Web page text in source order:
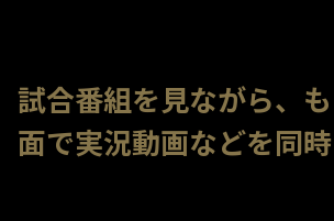
試合番組を見ながら、
面で実況動画などを同